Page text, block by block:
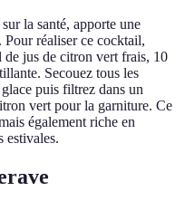
la santé, apporte une
réaliser ce cocktail,
jus de citron vert frais, 10
Secouez tous les
puis filtrez dans un
vert pour la garniture. Ce
également riche en
estivales.